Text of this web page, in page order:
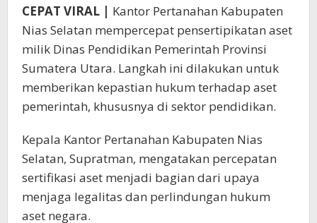
CEPAT VIRAL | Kantor Pertanahan Kabupaten
Nias Selatan mempercepat pensertipikatan aset
milik Dinas Pendidikan Pemerintah Provinsi
Sumatera Utara. Langkah ini dilakukan untuk
memberikan kepastian hukum terhadap aset
pemerintah, khususnya di sektor pendidikan.
Kepala Kantor Pertanahan Kabupaten Nias
Selatan, Supratman, mengatakan percepatan
sertifikasi aset menjadi bagian dari upaya
menjaga legalitas dan perlindungan hukum
aset negara.